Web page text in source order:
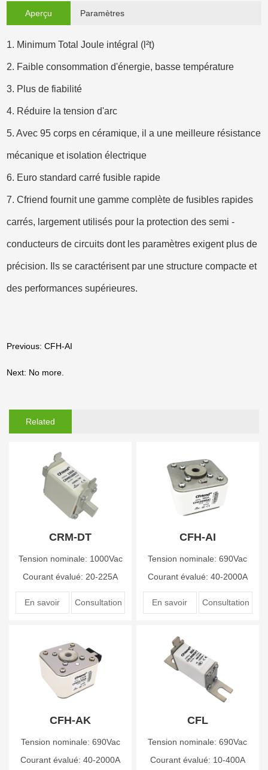
Aperçu Paramètres
1. Minimum Total Joule intégral (l²t)
2. Faible consommation d'énergie, basse température
3. Plus de fiabilité
4. Réduire la tension d'arc
5. Avec 95 corps en céramique, il a une meilleure résistance
mécanique et isolation électrique
6. Euro standard carré fusible rapide
7. Cfriend fournit une gamme complète de fusibles rapides
carrés, largement utilisés pour la protection des semi -
conducteurs de circuits dont les paramètres exigent plus de
précision. Ils se caractérisent par une structure compacte et
des performances supérieures.
Previous: CFH-AI
Next: No more.
Related
CRM-DT
Tension nominale: 1000Vac
Courant évalué: 20-225A
En savoir Consultation
CFH-AI
Tension nominale: 690Vac
Courant évalué: 40-2000A
En savoir Consultation
CFH-AK
Tension nominale: 690Vac
Courant évalué: 40-2000A
CFL
Tension nominale: 690Vac
Courant évalué: 10-400A